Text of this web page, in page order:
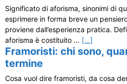
Significato di aforisma, sinonimi di
esprimere in forma breve un
proviene dall’esperienza pratica.
aforisma è costituito … […]
Framoristi: chi sono,
termine
Cosa vuol dire framoristi, da cosa